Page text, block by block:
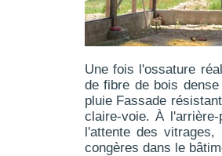
Une fois l'ossature
de fibre de bois
pluie Fassade
claire-voie. À
l'attente des
congères dans le